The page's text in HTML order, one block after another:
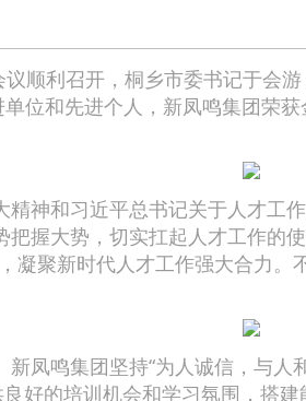
利召开，桐乡市委书记于会
位和先进个人，新凤鸣集团荣
神和习近平总书记关于人才工
把握大势，切实扛起人才工作
聚新时代人才工作强大合力
凤鸣集团坚持“为人诚信，与
好的培训机会和学习氛围，搭